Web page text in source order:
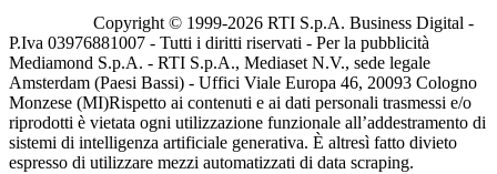
Copyright © 1999-2026 RTI S.p.A. Business Digital -
P.Iva 03976881007 - Tutti i diritti riservati - Per la pubblicità
Mediamond S.p.A. - RTI S.p.A., Mediaset N.V., sede legale
Amsterdam (Paesi Bassi) - Uffici Viale Europa 46, 20093 Cologno
Monzese (MI)Rispetto ai contenuti e ai dati personali trasmessi e/o
riprodotti è vietata ogni utilizzazione funzionale all’addestramento di
sistemi di intelligenza artificiale generativa. È altresì fatto divieto
espresso di utilizzare mezzi automatizzati di data scraping.